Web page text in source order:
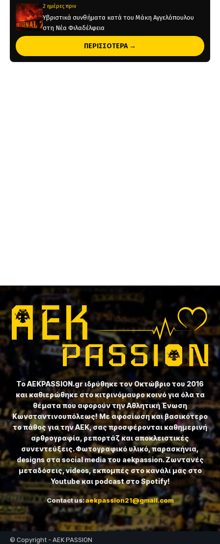
2 ημέρες πριν
Υβριστικά συνθήματα κατά του Μάκη Αγγελόπουλου
στη Νέα Φιλαδέλφεια
Τα νέα τηλεοπτικά μπουθ της “Αγιά Σοφιάς-Allwyn
ΠΕΡΙΣΣΟΤΕΡΑ →
Το ⁦AEKPASSION.gr⁩ ιδρύθηκε τον Οκτώβριο του 2016
και καθιερώθηκε στο κιτρινόμαυρο κοινό για όλα τα
θέματα που αφορούν την Αθλητική Ένωση
Κωνσταντινουπόλεως! Με αφοσίωση και βασικότερο
το πάθος για την ΑΕΚ, σας προσφέρονται καθημερινή
αρθρογραφία, ρεπορτάζ και αποκλειστικές
συνεντεύξεις. Φωτογραφικό υλικό, παρασκήνια,
designs στα social media του aekpassion. Ζωντανές
μεταδόσεις, videos, εκπομπές στο κανάλι μας στο
Youtube και podcast στο Spotify!
Contact us:aekpassion21@gmail.com
© Copyright - AEK PASSION